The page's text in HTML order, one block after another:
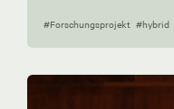
#Forschungsprojekt #hybrid